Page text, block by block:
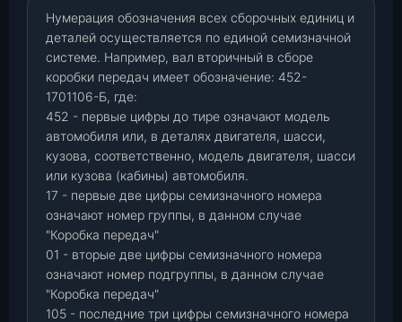
Нумерация обозначения всех сборочных единиц и
деталей осуществляется по единой семизначной
системе. Например, вал вторичный в сборе
коробки передач имеет обозначение: 452-
1701106-Б, где:
452 - первые цифры до тире означают модель
автомобиля или, в деталях двигателя, шасси,
кузова, соответственно, модель двигателя, шасси
или кузова (кабины) автомобиля.
17 - первые две цифры семизначного номера
означают номер группы, в данном случае
"Коробка передач"
01 - вторые две цифры семизначного номера
означают номер подгруппы, в данном случае
"Коробка передач"
105 - последние три цифры семизначного номера